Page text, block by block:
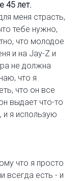
45 лет.
меня страсть,
тебе нужно,
что молодое
и на Jay-Z и
не должна
что я
что он все
выдает что-то
и я использую
что я просто
всегда есть - и